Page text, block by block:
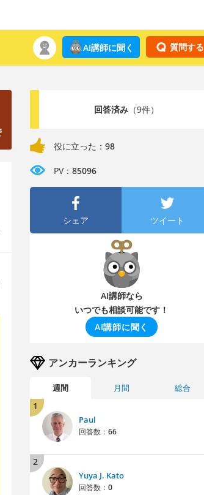
質問する
AI講師に聞く
回答済み（9件）
役に立った： 98
PV： 85096
シェア ツイート
AI講師なら
いつでも相談可能です！
AI講師に聞く
アンカーランキング
週間 月間 総合
1
Paul
回答数： 66
2
Yuya J. Kato
回答数： 0